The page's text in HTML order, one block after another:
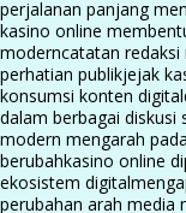
perjalanan panjang
kasino online
moderncatatan
perhatian publikjejak
konsumsi konten digital
dalam berbagai
modern mengarah
berubahkasino online
ekosistem digital
perubahan arah media